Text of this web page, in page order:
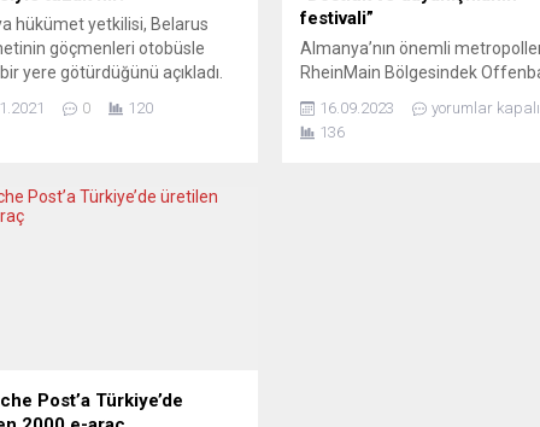
hükümet yetkilisi, Belarus
göçmenleri otobüsle
yere götürdüğünü açıkladı.
göçmenlerin sınırda
sürdüğü bildiriliyor.
Brusgi kapısında kamp kuran
Belarus hükümeti
0 120
festivali”
Almanya’nın önemli
RheinMain Bölgesindek
bu yıl dokuzuncu kez
iki günlük MainWeltmusik
altı ülkenin geleneksel ve
16.09.2023
yorumlar kapalı
136
Post’a Türkiye’de